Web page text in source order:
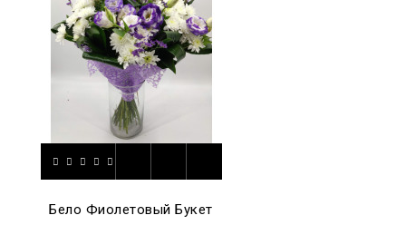
Бело Фиолетовый Букет